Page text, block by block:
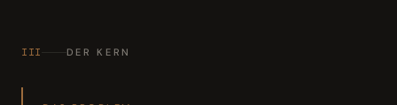
III DER KERN